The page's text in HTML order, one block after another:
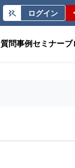
ログイン
質問事例 セミナーブ